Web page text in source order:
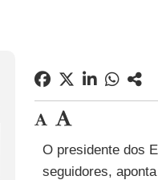
O presidente dos
seguidores,